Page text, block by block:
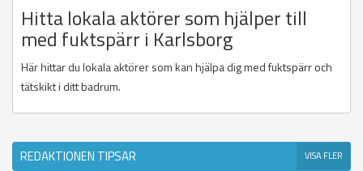
Hitta lokala aktörer som hjälper till
med fuktspärr i Karlsborg
Här hittar du lokala aktörer som kan hjälpa dig med fuktspärr och
tätskikt i ditt badrum.
REDAKTIONEN TIPSAR VISA FLER